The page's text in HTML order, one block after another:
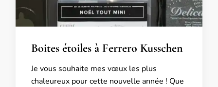
Boites étoiles à Ferrero Kusschen
Je vous souhaite mes vœux les plus
chaleureux pour cette nouvelle année ! Que